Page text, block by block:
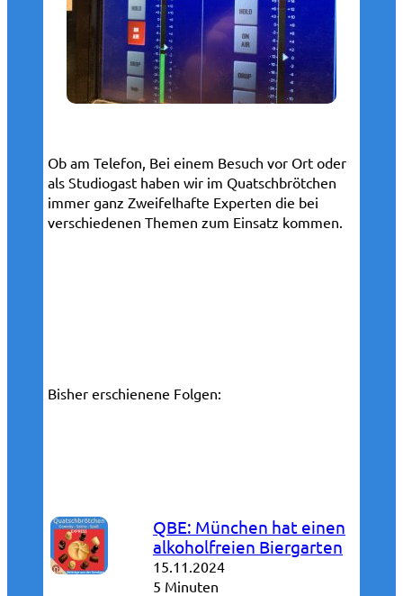
Ob am Telefon, Bei einem Besuch vor Ort oder
als Studiogast haben wir im Quatschbrötchen
immer ganz Zweifelhafte Experten die bei
verschiedenen Themen zum Einsatz kommen.
Bisher erschienene Folgen:
QBE: München hat einen
alkoholfreien Biergarten
15.11.2024
5 Minuten